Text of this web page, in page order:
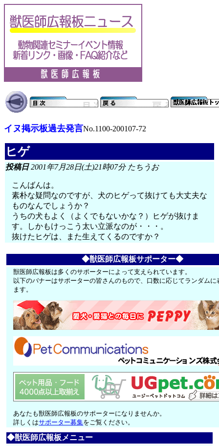
イヌ掲示板過去発言No.1100-200107-72
ヒゲ
投稿日2001年7月28日(土)21時07分 たちうお
こんばんは。
素朴な疑問なのですが、犬のヒゲって抜けても大丈夫な
ものなんでしょうか？
うちの犬もよく（よくでもないかな？）ヒゲが抜けま
す。しかもけっこう太い立派なのが・・・。
抜けたヒゲは、また生えてくるのですか？
◆獣医師広報板サポーター◆
獣医師広報板は多くのサポーターによって支えられています。
以下のバナーはサポーターの皆さんのもので、口数に応じてランダムに
ます。
あなたも獣医師広報板のサポーターになりませんか。
詳しくはサポーター募集をご覧ください。
◆獣医師広報板メニュー